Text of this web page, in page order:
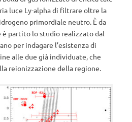
luce Ly-alpha di filtrare oltre la
primordiale neutro. È da
è partito lo studio realizzato dal
per indagare l’esistenza di
alle due già individuate, che
reionizzazione della regione.